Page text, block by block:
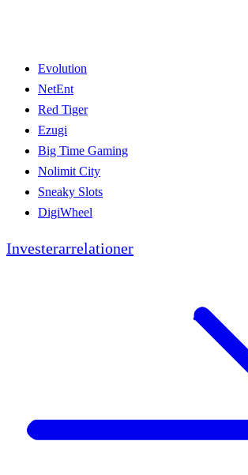
Evolution
NetEnt
Red Tiger
Ezugi
Big Time Gaming
Nolimit City
Sneaky Slots
DigiWheel
Investerarrelationer